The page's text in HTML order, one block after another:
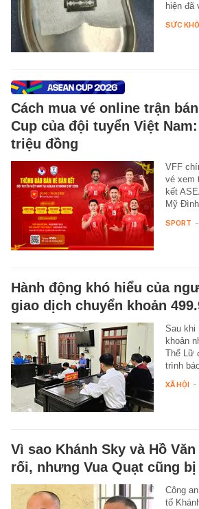
hiện
SỨC
Cách mua vé online trận
Cup của đội tuyển Việt
triệu đồng
VFF
vé xem
kết
Mỹ
SPORT -
Hành động khó hiểu của
giao dịch chuyển khoản
Sau khi
khoản
Thế Lữ
trình
XÃ HỘI -
Vì sao Khánh Sky và Hồ
rối, nhưng Vua Quạt cũng
Công
tố